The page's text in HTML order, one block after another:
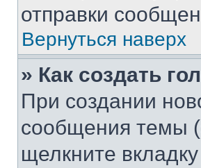
отправки
Вернуться наверх
» Как создать
При создании
сообщения темы
щелкните